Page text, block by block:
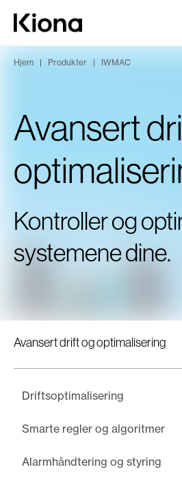
Hopp til innhold
Gå til forsiden
Hjem | Produkter | IWMAC
Avansert
Kontroller og
systemene dine.
Avansert drift og optimalisering
Driftsoptimalisering
Smarte regler og algoritmer
Alarmhåndtering og styring